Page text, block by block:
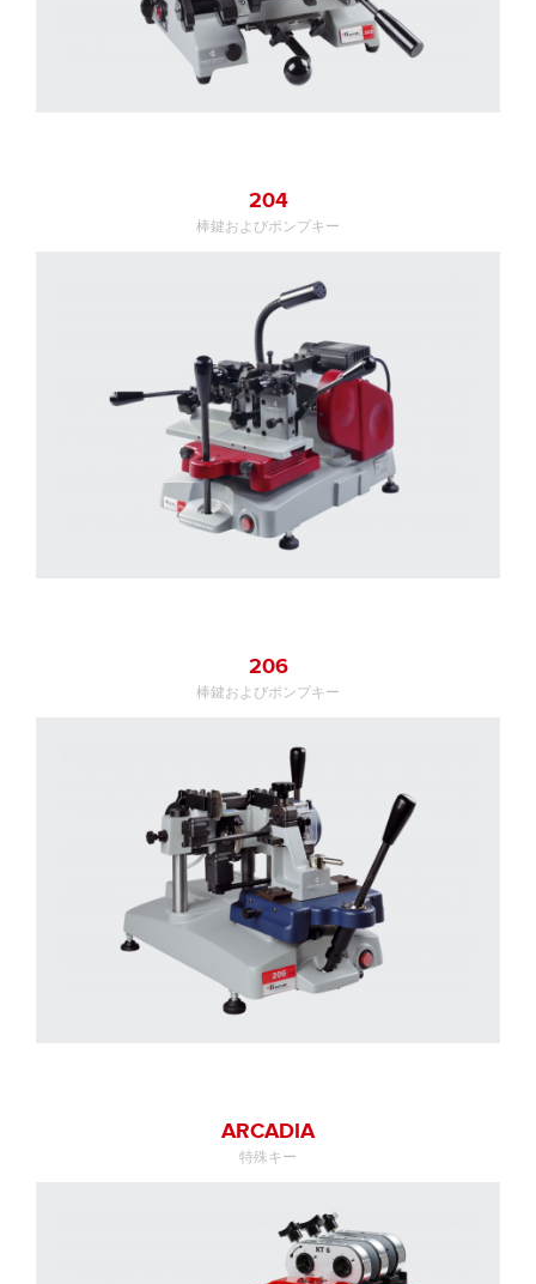
204
棒鍵およびポンプキー
206
棒鍵およびポンプキー
ARCADIA
特殊キー